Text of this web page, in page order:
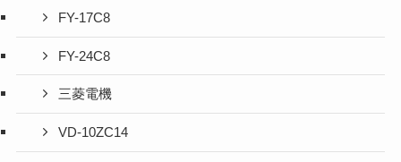
FY-17C8
FY-24C8
三菱電機
VD-10ZC14